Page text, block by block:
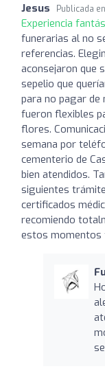
Jesus Publicada en
Experiencia
funerarias al no
referencias.
aconsejaron que
sepelio que
para no pagar de
fueron flexibles
flores.
semana por
cementerio de
bien atendidos.
siguientes
certificados
recomiendo
estos momentos